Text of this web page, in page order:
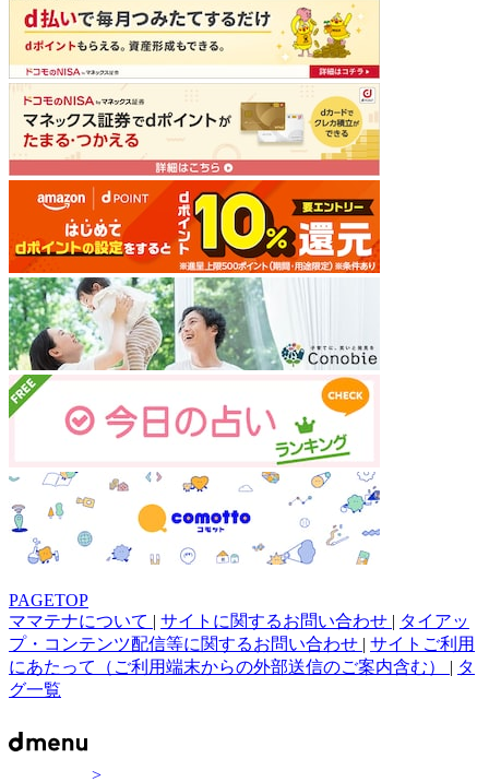
PAGETOP
ママテナについて | サイトに関するお問い合わせ | タイアッ
プ・コンテンツ配信等に関するお問い合わせ | サイトご利用
にあたって（ご利用端末からの外部送信のご案内含む） | タ
グ一覧
>